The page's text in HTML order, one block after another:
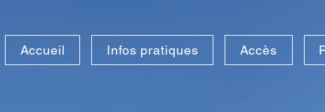
Accueil Infos pratiques Accès